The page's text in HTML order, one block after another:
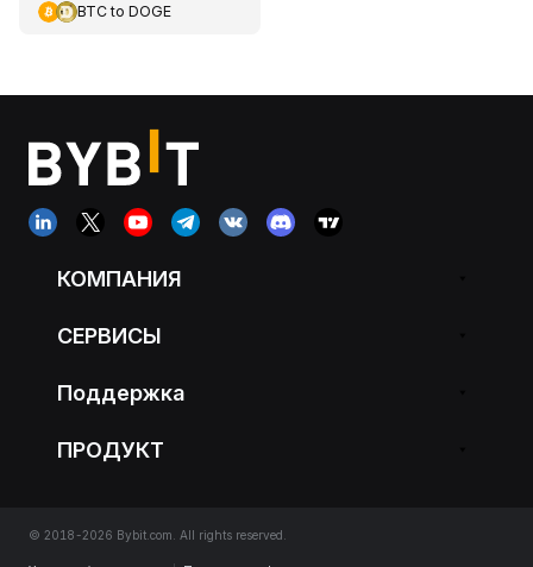
BTCto DOGE
КОМПАНИЯ
СЕРВИСЫ
Поддержка
ПРОДУКТ
© 2018-2026 Bybit.com. All rights reserved.